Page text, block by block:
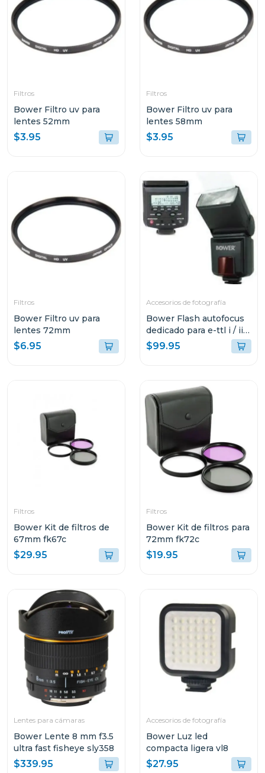
Filtros
Bower Filtro uv para
lentes 52mm
$3.95
Filtros
Bower Filtro uv para
lentes 58mm
$3.95
Filtros
Bower Filtro uv para
lentes 72mm
$6.95
Accesorios de fotografía
Bower Flash autofocus
dedicado para e-ttl i / ii
para canon sdf926
$99.95
Filtros
Bower Kit de filtros de
67mm fk67c
$29.95
Filtros
Bower Kit de filtros para
72mm fk72c
$19.95
Lentes para cámaras
Bower Lente 8 mm f3.5
ultra fast fisheye sly358
$339.95
Accesorios de fotografía
Bower Luz led
compacta ligera vl8
$27.95